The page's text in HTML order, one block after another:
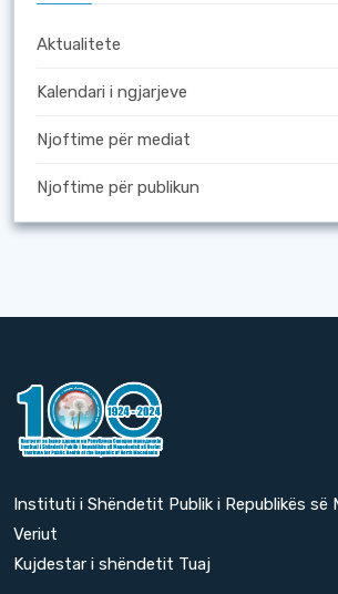
Aktualitete
Kalendari i ngjarjeve
Njoftime për mediat
Njoftime për publikun
Instituti i Shëndetit Publik i Republikës së
Veriut
Kujdestar i shëndetit Tuaj